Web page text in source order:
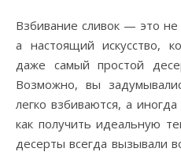
Взбивание сливок — это не просто кулинарная задача,
а настоящий искусство,
даже самый простой
Возможно, вы
легко взбиваются, а
как получить идеальную
десерты всегда вызывали